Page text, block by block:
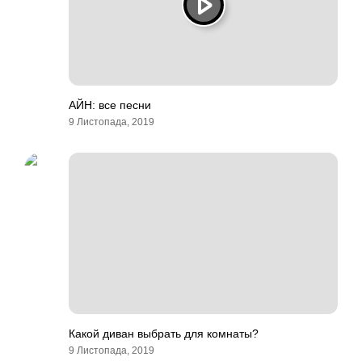
АЙН: все песни
9 Листопада, 2019
Какой диван выбрать для комнаты?
9 Листопада, 2019